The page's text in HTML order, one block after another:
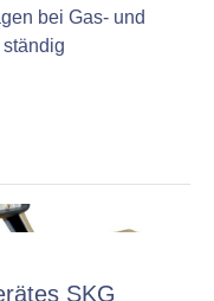
bei Gas- und
SKG